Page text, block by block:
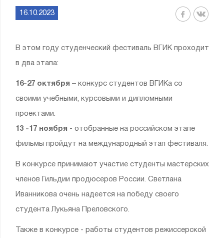
16.10.2023
В этом году студенческий фестиваль ВГИК проходит
в два этапа:
16-27 октября – конкурс студентов ВГИКа со
своими учебными, курсовыми и дипломными
проектами.
13 -17 ноября - отобранные на российском этапе
фильмы пройдут на международный этап фестиваля.
В конкурсе принимают участие студенты мастерских
членов Гильдии продюсеров России. Светлана
Иванникова очень надеется на победу своего
студента Лукьяна Преловского.
Также в конкурсе - работы студентов режиссерской